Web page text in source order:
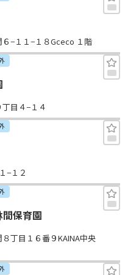
−１１−１８Gceco １階
目４−１４
−１２
保育園
丁目１６番９KAINA中央